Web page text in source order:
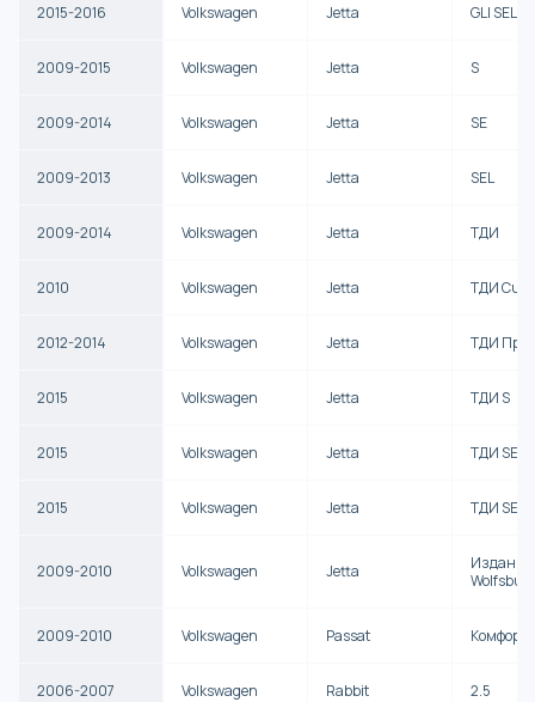
2015-2016 Volkswagen Jetta GLI SEL
2009-2015 Volkswagen Jetta S
2009-2014 Volkswagen Jetta SE
2009-2013 Volkswagen Jetta SEL
2009-2014 Volkswagen Jetta ТДИ
2010 Volkswagen Jetta ТДИ Cup
2012-2014 Volkswagen Jetta ТДИ
2015 Volkswagen Jetta ТДИ S
2015 Volkswagen Jetta ТДИ SE
2015 Volkswagen Jetta ТДИ SEL
2009-2010 Volkswagen Jetta
Издание
2009-2010 Volkswagen Passat Комфорт
2006-2007 Volkswagen Rabbit 2.5